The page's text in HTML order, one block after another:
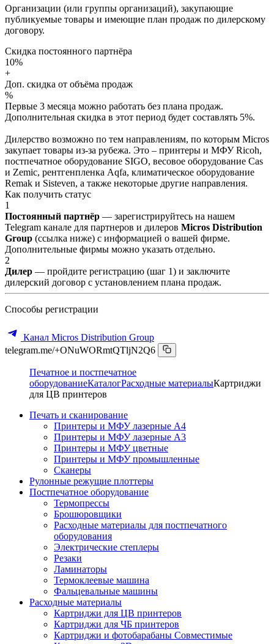
Организации (или группы организаций), закупающие
публикуемые товары и имеющие план продаж по дилерскому
договору.
Скидка постоянного партнёра
10%
+
Доп. скидка от объёма продаж
%
Первые 3 месяца можно работать без плана продаж.
Дополнительная скидка в этот период будет составлять 5%.
Дилерство возможно по тем направлениям, по которым Micros
закупает товары из-за рубежа. Это – принтеры и МФУ Ricoh,
постпечатное оборудование SIGO, весовое оборудование Cas
и Zemic, рентгенпленка Aqfa, климатическое оборудование
Remak и Sisteven, а также некоторые другие направления.
Как получить статус
1
Постоянный партнёр — зарегистрируйтесь на нашем
Telegram канале для партнеров и дилеров Micros Distribution
Group (ссылка ниже) с информацией о вашей фирме.
Дополнительные фирмы можно указать отдельно.
2
Дилер — пройдите регистрацию (шаг 1) и заключите
дилерский договор с установлением плана продаж.
Способы регистрации
Канал Micros Distribution Group
telegram.me/+ONuWORmtQTljN2Q6
Печатное и постпечатное
оборудованиеКаталогРасходные материалыКартриджи
для ЦВ принтеров
Печать и сканирование
Принтеры и МФУ лазерные А4
Принтеры и МФУ лазерные А3
Принтеры и МФУ цветные
Принтеры и МФУ промышленные
Сканеры
Рулонные режущие плоттеры
Постпечатное оборудование
Термопрессы
Брошюровщики
Расходные материалы для постпечатного
оборудования
Электрические степлеры
Резаки
Ламинаторы
Термоклеевые машина
Фальцевальные машины
Расходные материалы
Картриджи для ЦВ принтеров
Картриджи для ЧБ принтеров
Картриджи и фотобарабаны Совместимые